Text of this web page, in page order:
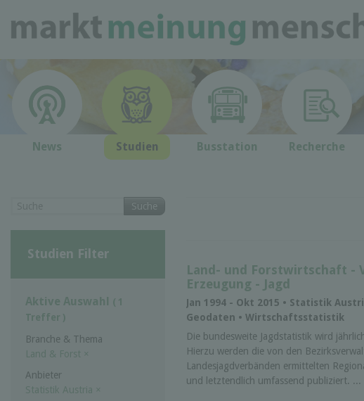
News Studien Busstation Recherche
Land- und Forstwirtschaft -
Erzeugung - Jagd
Jan 1994 - Okt 2015 • Statistik
Geodaten • Wirtschaftsstatistik
Die bundesweite Jagdstatistik wird
Hierzu werden die von den
Landesjagdverbänden ermittelten
und letztendlich umfassend publiziert. ...
Suche
Studien Filter
Aktive Auswahl ( 1
Treffer )
Branche & Thema
Land & Forst ×
Anbieter
Statistik Austria ×